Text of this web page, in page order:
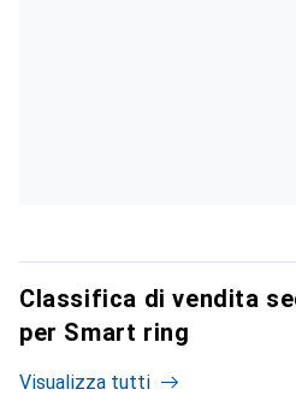
Classifica di vendita
per Smart ring
Visualizza tutti